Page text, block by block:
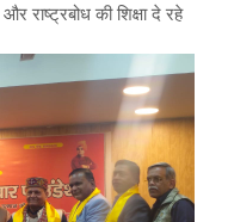
राष्ट्रबोध की शिक्षा दे रहे